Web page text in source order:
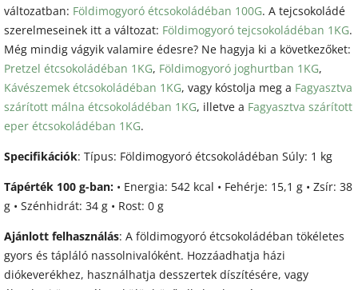
változatban: Földimogyoró étcsokoládéban 100G. A tejcsokoládé
szerelmeseinek itt a változat: Földimogyoró tejcsokoládéban 1KG.
Még mindig vágyik valamire édesre? Ne hagyja ki a következőket:
Pretzel étcsokoládéban 1KG, Földimogyoró joghurtban 1KG,
Kávészemek étcsokoládéban 1KG, vagy kóstolja meg a Fagyasztva
szárított málna étcsokoládéban 1KG, illetve a Fagyasztva szárított
eper étcsokoládéban 1KG.
Specifikációk: Típus: Földimogyoró étcsokoládéban Súly: 1 kg
Tápérték 100 g-ban: • Energia: 542 kcal • Fehérje: 15,1 g • Zsír: 38
g • Szénhidrát: 34 g • Rost: 0 g
Ajánlott felhasználás: A földimogyoró étcsokoládéban tökéletes
gyors és tápláló nassolnivalóként. Hozzáadhatja házi
diókeverékhez, használhatja desszertek díszítésére, vagy